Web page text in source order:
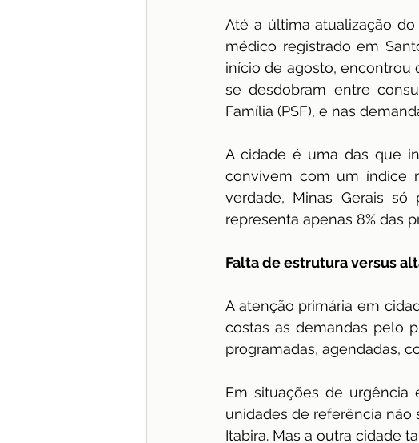
Até a última atualização
médico registrado em
início de agosto, encontrou
se desdobram entre
Família (PSF), e nas
A cidade é uma das que
convivem com um índice
verdade, Minas Gerais
representa apenas 8% das
Falta de estrutura versus
A atenção primária em
costas as demandas pelo
programadas, agendadas,
Em situações de
unidades de referência não
Itabira. Mas a outra cidade